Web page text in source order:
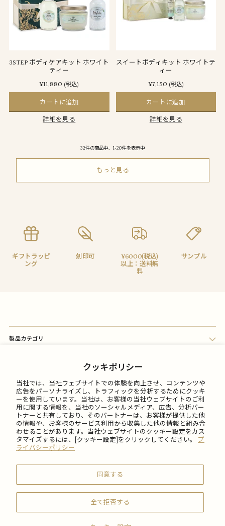
クッキポリシー
当社では、当社ウェブサイトでの体験を向上させ、コンテンツや
広告をパーソナライズし、トラフィックを分析するためにクッキ
ーを使用しています。当社は、お客様の当社ウェブサイトのご利
用に関する情報を、当社のソーシャルメディア、広告、分析パー
トナーと共有しており、そのパートナーは、お客様が提供した他
の情報や、お客様のサービス利用から収集した他の情報と組み合
わせることがあります。当社ウェブサイトのクッキー設定をカス
タマイズするには、[クッキー設定]をクリックしてください。 プ
ライバシーポリシー
同意する
全て拒否する
3STEP ボディケアキット ホワイト
ティー
¥11,880 (税込)
カートに追加
詳細を見る
スイートボディキット ホワイトテ
ィー
¥7,150 (税込)
カートに追加
詳細を見る
32件の商品中、1-20件を表示中
もっと見る
ギフトラッピ
ング
刻印可
¥6000(税込)
以上：送料無
料
サンプル
製品カテゴリ
FAQ
ご利用について
会社情報